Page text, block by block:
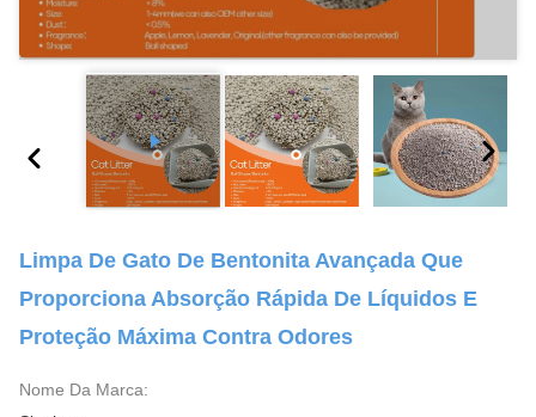
Limpa De Gato De Bentonita Avançada Que
Proporciona Absorção Rápida De Líquidos E
Proteção Máxima Contra Odores
Nome Da Marca: